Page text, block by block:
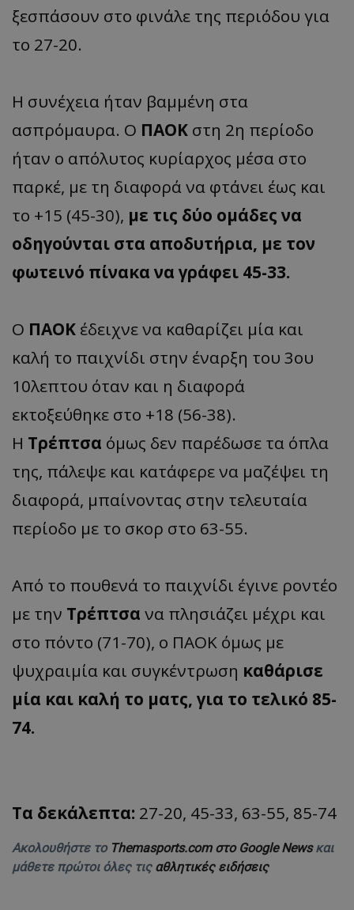
ξεσπάσουν στο φινάλε της περιόδου για
το 27-20.
Η συνέχεια ήταν βαμμένη στα
ασπρόμαυρα. Ο ΠΑΟΚ στη 2η περίοδο
ήταν ο απόλυτος κυρίαρχος μέσα στο
παρκέ, με τη διαφορά να φτάνει έως και
το +15 (45-30), με τις δύο ομάδες να
οδηγούνται στα αποδυτήρια, με τον
φωτεινό πίνακα να γράφει 45-33.
Ο ΠΑΟΚ έδειχνε να καθαρίζει μία και
καλή το παιχνίδι στην έναρξη του 3ου
10λεπτου όταν και η διαφορά
εκτοξεύθηκε στο +18 (56-38).
Η Τρέπτσα όμως δεν παρέδωσε τα όπλα
της, πάλεψε και κατάφερε να μαζέψει τη
διαφορά, μπαίνοντας στην τελευταία
περίοδο με το σκορ στο 63-55.
Από το πουθενά το παιχνίδι έγινε ροντέο
με την Τρέπτσα να πλησιάζει μέχρι και
στο πόντο (71-70), ο ΠΑΟΚ όμως με
ψυχραιμία και συγκέντρωση καθάρισε
μία και καλή το ματς, για το τελικό 85-
74.
Τα δεκάλεπτα: 27-20, 45-33, 63-55, 85-74
Ακολουθήστε το Themasports.com στο Google Newsκαι
μάθετε πρώτοι όλες τις αθλητικές ειδήσεις